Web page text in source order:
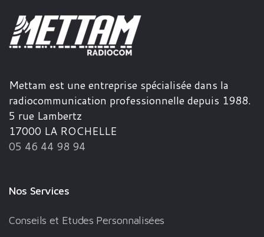
Mettam est une entreprise spécialisée dans la
radiocommunication professionnelle depuis 1988.
5 rue Lambertz
17000 LA ROCHELLE
05 46 44 98 94
Nos Services
Conseils et Etudes Personnalisées